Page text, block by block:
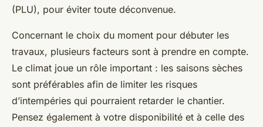
(PLU), pour éviter toute déconvenue.
Concernant le choix du moment pour débuter les
travaux, plusieurs facteurs sont à prendre en compte.
Le climat joue un rôle important : les saisons sèches
sont préférables afin de limiter les risques
d’intempéries qui pourraient retarder le chantier.
Pensez également à votre disponibilité et à celle des